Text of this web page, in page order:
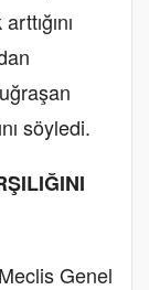
söyledi.
Genel